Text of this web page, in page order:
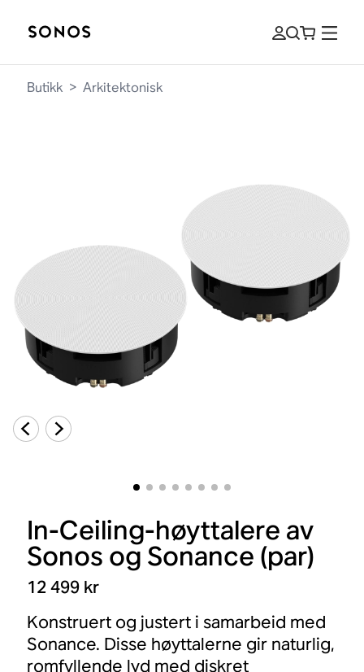
Butikk > Arkitektonisk
In-Ceiling-høyttalere av
Sonos og Sonance (par)
12 499 kr
Konstruert og justert i samarbeid med
Sonance. Disse høyttalerne gir naturlig,
romfyllende lyd med diskret